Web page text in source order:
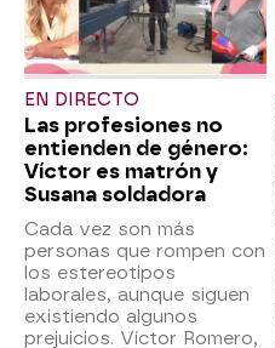
EN DIRECTO
Las profesiones no
entienden de género:
Víctor es matrón y
Susana soldadora
Cada vez son más
personas que rompen con
los estereotipos
laborales, aunque siguen
existiendo algunos
prejuicios. Víctor Romero,